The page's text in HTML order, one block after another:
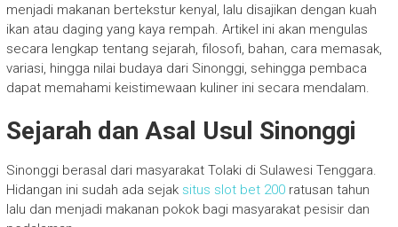
menjadi makanan bertekstur kenyal, lalu disajikan dengan kuah
ikan atau daging yang kaya rempah. Artikel ini akan mengulas
secara lengkap tentang sejarah, filosofi, bahan, cara memasak,
variasi, hingga nilai budaya dari Sinonggi, sehingga pembaca
dapat memahami keistimewaan kuliner ini secara mendalam.
Sejarah dan Asal Usul Sinonggi
Sinonggi berasal dari masyarakat Tolaki di Sulawesi Tenggara.
Hidangan ini sudah ada sejak situs slot bet 200ratusan tahun
lalu dan menjadi makanan pokok bagi masyarakat pesisir dan